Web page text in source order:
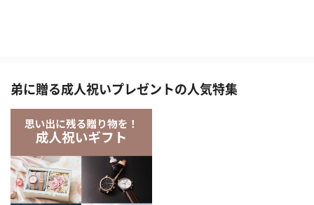
弟に贈る成人祝いプレゼントの人気特集